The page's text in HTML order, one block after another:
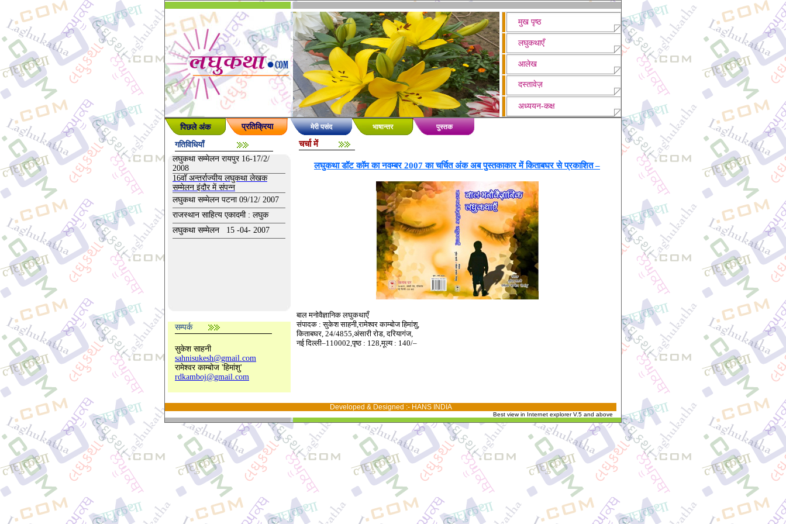
मुख पृष्ठ
लघुकथाएँ
आलेख
दस्तावेज़
अध्ययन-कक्ष
पिछले अंक प्रतिक्रिया मेरी पसंद भाषान्तर पुस्तक
गतिविधियाँ
लघुकथा सम्मेलन रायपुर 16-17/2/
2008
16वॉ अन्तर्राज्यीय लघुकथा लेखक
सम्मेलन इंदौर में संपन्न
लघुकथा सम्मेलन पटना 09/12/ 2007
राजस्थान साहित्य एकादमी : लघुक
लघुकथा सम्मेलन 15 -04- 2007
सम्पर्क
सुकेश साहनी
sahnisukesh@gmail.com
रामेश्वर काम्बोज 'हिमांशु'
rdkamboj@gmail.com
चर्चा में
लघुकथा डॉट कॉम का नवम्बर 2007 का चर्चित अंक अब पुस्तकाकार में किताबघर से प्रकाशित –
बाल मनोवैज्ञानिक लघुकथाएँ
संपादक : सुकेश साहनी,रामेश्वर काम्बोज हिमांशु,
किताबघर, 24/4855,अंसारी रोड, दरियागंज,
नई दिल्ली–110002,पृष्ठ : 128,मूल्य : 140/–
Developed & Designed :- HANS INDIA
Best view in Internet explorer V.5 and above